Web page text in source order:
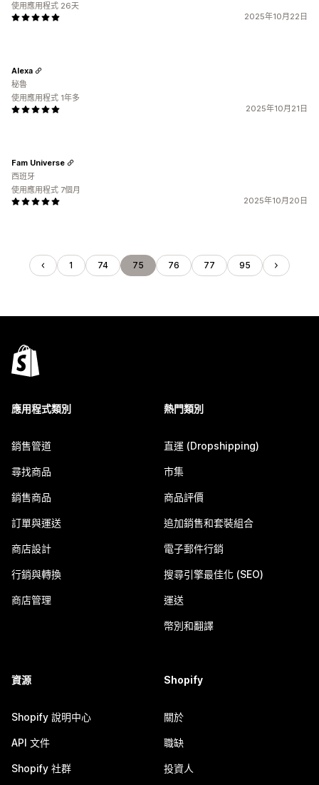
2025年10月22日
使用應用程式 26天
2025年10月21日
Alexa
秘魯
使用應用程式 1年多
2025年10月20日
Fam Universe
西班牙
使用應用程式 7個月
1 74 75 76 77 95
應用程式類別
銷售管道
尋找商品
銷售商品
訂單與運送
商店設計
行銷與轉換
商店管理
熱門類別
直運 (Dropshipping)
市集
商品評價
追加銷售和套裝組合
電子郵件行銷
搜尋引擎最佳化 (SEO)
運送
幣別和翻譯
資源
Shopify 說明中心
API 文件
Shopify 社群
Shopify
關於
職缺
投資人